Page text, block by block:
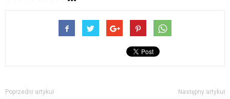
Poprzedni artykuł Następny artykuł